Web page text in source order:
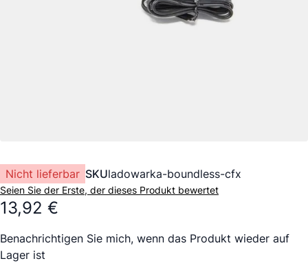
Nicht lieferbar SKUladowarka-boundless-cfx
Seien Sie der Erste, der dieses Produkt bewertet
13,92 €
Benachrichtigen Sie mich, wenn das Produkt wieder auf
Lager ist